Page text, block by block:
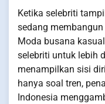
Ketika selebriti
sedang
Moda busana
selebriti untuk lebih
menampilkan sisi
hanya soal tren,
Indonesia